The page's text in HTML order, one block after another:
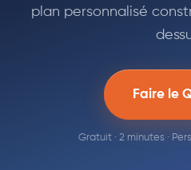
plan personnalisé
Faire le
Gratuit · 2 minutes ·